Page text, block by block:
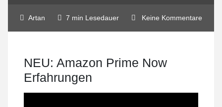
Artan 7 min Lesedauer Keine Kommentare
NEU: Amazon Prime Now
Erfahrungen